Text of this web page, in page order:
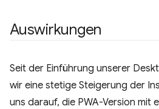
Auswirkungen
Seit der Einführung unserer
wir eine stetige Steigerung der
uns darauf, die PWA-Version mit